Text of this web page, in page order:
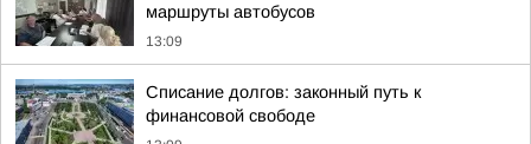
маршруты автобусов
13:09
Списание долгов: законный путь к
финансовой свободе